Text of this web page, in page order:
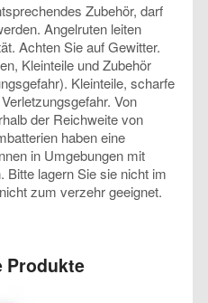
Zubehör, darf
Angelruten leiten
Achten Sie auf Gewitter.
Kleinteile und Zubehör
Kleinteile, scharfe
Von
der Reichweite von
haben eine
in Umgebungen mit
Bitte lagern Sie sie nicht im
zum verzehr geeignet.
Produkte